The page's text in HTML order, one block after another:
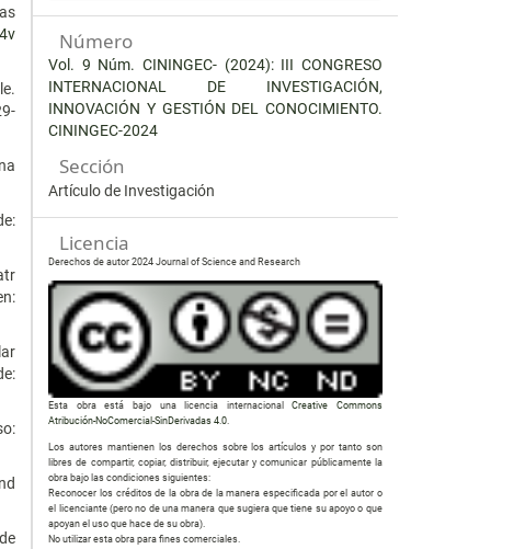
Número
Vol. 9 Núm. CININGEC- (2024): III CONGRESO
INTERNACIONAL DE INVESTIGACIÓN,
INNOVACIÓN Y GESTIÓN DEL CONOCIMIENTO.
CININGEC-2024
Sección
Artículo de Investigación
Licencia
Derechos de autor 2024 Journal of Science and Research
Esta obra está bajo una licencia internacionalCreative Commons
Atribución-NoComercial-SinDerivadas 4.0.
Los autores mantienen los derechos sobre los artículos y por tanto son
libres de compartir, copiar, distribuir, ejecutar y comunicar públicamente la
obra bajo las condiciones siguientes:
Reconocer los créditos de la obra de la manera especificada por el autor o
el licenciante (pero no de una manera que sugiera que tiene su apoyo o que
apoyan el uso que hace de su obra).
No utilizar esta obra para fines comerciales.